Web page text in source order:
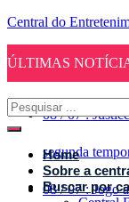
Central do
ÚLTIMAS
08 / 07 :
segunda
08 / 07 : Jogo
Home
Sobre a
Buscar por